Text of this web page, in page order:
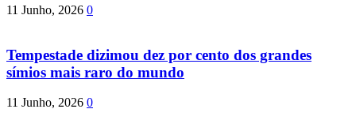
11 Junho, 2026 0
Tempestade dizimou dez por cento dos grandes
símios mais raro do mundo
11 Junho, 2026 0